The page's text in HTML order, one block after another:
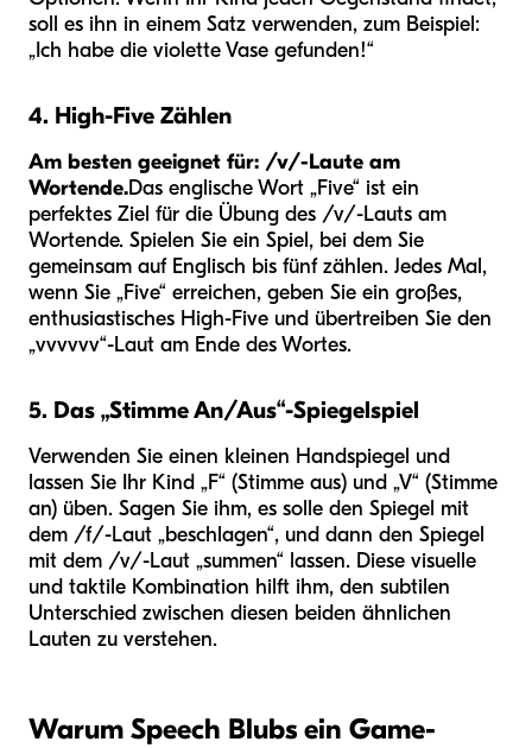
soll es ihn in einem Satz verwenden, zum Beispiel:
„Ich habe die violette Vase gefunden!“
4. High-Five Zählen
Am besten geeignet für: /v/-Laute am
Wortende.Das englische Wort „Five“ ist ein
perfektes Ziel für die Übung des /v/-Lauts am
Wortende. Spielen Sie ein Spiel, bei dem Sie
gemeinsam auf Englisch bis fünf zählen. Jedes Mal,
wenn Sie „Five“ erreichen, geben Sie ein großes,
enthusiastisches High-Five und übertreiben Sie den
„vvvvvv“-Laut am Ende des Wortes.
5. Das „Stimme An/Aus“-Spiegelspiel
Verwenden Sie einen kleinen Handspiegel und
lassen Sie Ihr Kind „F“ (Stimme aus) und „V“ (Stimme
an) üben. Sagen Sie ihm, es solle den Spiegel mit
dem /f/-Laut „beschlagen“, und dann den Spiegel
mit dem /v/-Laut „summen“ lassen. Diese visuelle
und taktile Kombination hilft ihm, den subtilen
Unterschied zwischen diesen beiden ähnlichen
Lauten zu verstehen.
Warum Speech Blubs ein Game-